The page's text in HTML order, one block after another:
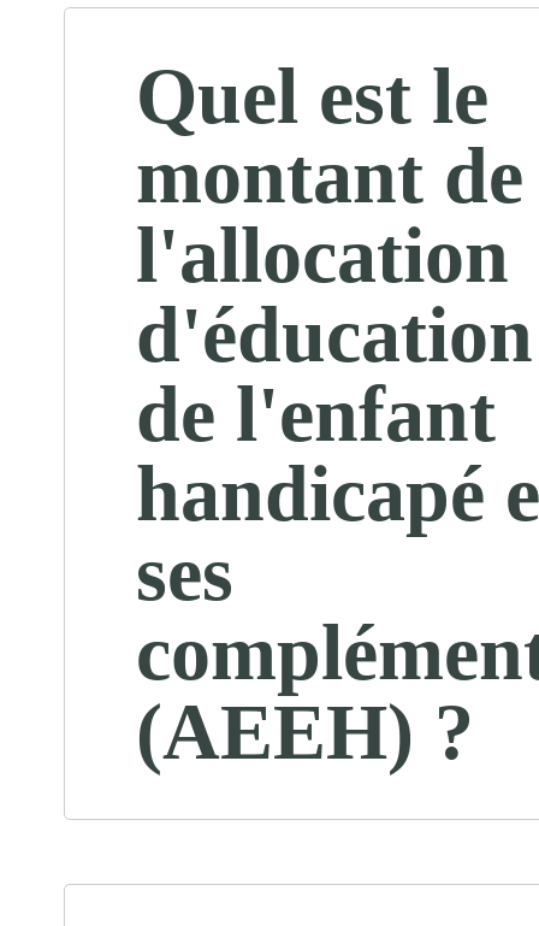
Quel est le
montant de
l'allocation
d'éducation
de l'enfant
handicapé
ses
(AEEH) ?